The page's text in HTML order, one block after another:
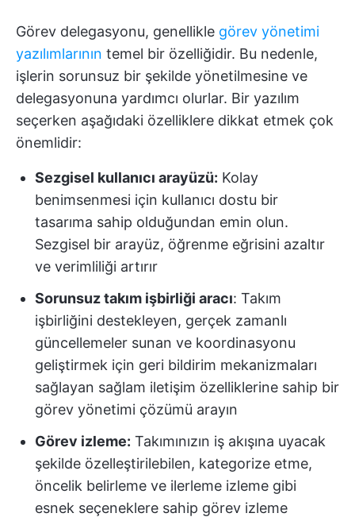
Görev delegasyonu, genellikle görev yönetimi
yazılımlarının temel bir özelliğidir. Bu nedenle,
işlerin sorunsuz bir şekilde yönetilmesine ve
delegasyonuna yardımcı olurlar. Bir yazılım
seçerken aşağıdaki özelliklere dikkat etmek çok
önemlidir:
Sezgisel kullanıcı arayüzü: Kolay
benimsenmesi için kullanıcı dostu bir
tasarıma sahip olduğundan emin olun.
Sezgisel bir arayüz, öğrenme eğrisini azaltır
ve verimliliği artırır
Sorunsuz takım işbirliği aracı: Takım
işbirliğini destekleyen, gerçek zamanlı
güncellemeler sunan ve koordinasyonu
geliştirmek için geri bildirim mekanizmaları
sağlayan sağlam iletişim özelliklerine sahip bir
görev yönetimi çözümü arayın
Görev izleme: Takımınızın iş akışına uyacak
şekilde özelleştirilebilen, kategorize etme,
öncelik belirleme ve ilerleme izleme gibi
esnek seçeneklere sahip görev izleme